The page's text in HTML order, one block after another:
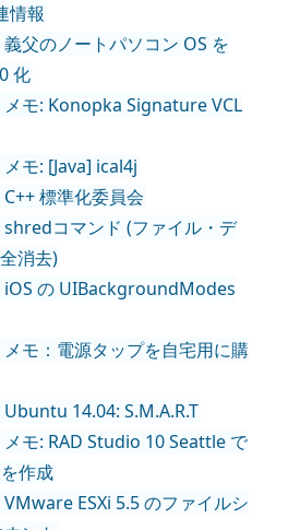
情報
父のノートパソコン OS を
化
モ: Konopka Signature VCL
モ: [Java] ical4j
標準化委員会
コマンド (ファイル・デ
消去)
の UIBackgroundModes
モ：電源タップを自宅用に購
14.04: S.M.A.R.T
モ: RAD Studio 10 Seattle で
作成
ESXi 5.5 のファイルシ